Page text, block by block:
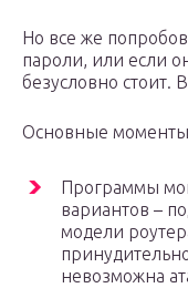
Но все же
пароли, или если
безусловно стоит.
Основные моменты
Программы
вариантов –
модели
невозможна